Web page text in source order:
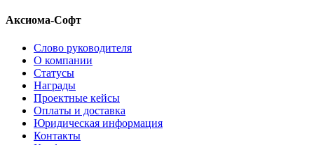
Аксиома-Софт
Слово руководителя
О компании
Статусы
Награды
Проектные кейсы
Оплаты и доставка
Юридическая информация
Контакты